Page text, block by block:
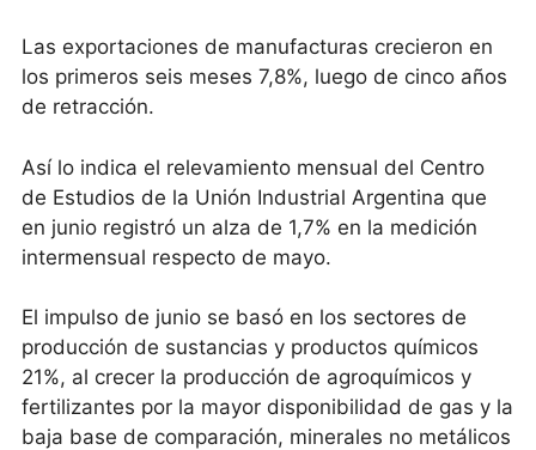
Las exportaciones de manufacturas crecieron en
los primeros seis meses 7,8%, luego de cinco años
de retracción.
Así lo indica el relevamiento mensual del Centro
de Estudios de la Unión Industrial Argentina que
en junio registró un alza de 1,7% en la medición
intermensual respecto de mayo.
El impulso de junio se basó en los sectores de
producción de sustancias y productos químicos
21%, al crecer la producción de agroquímicos y
fertilizantes por la mayor disponibilidad de gas y la
baja base de comparación, minerales no metálicos